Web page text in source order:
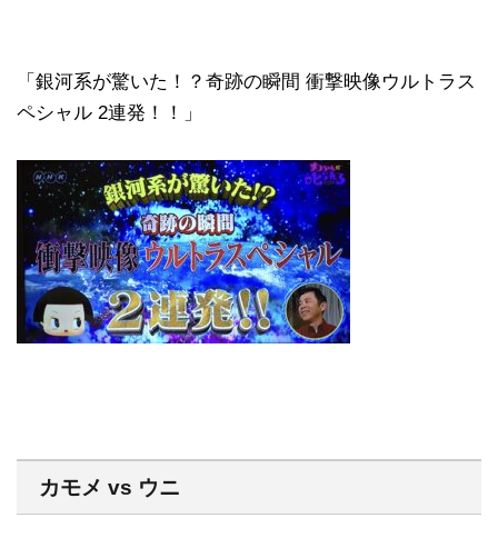
「銀河系が驚いた！？奇跡の瞬間 衝撃映像ウルトラス
ペシャル 2連発！！」
カモメ vs ウニ